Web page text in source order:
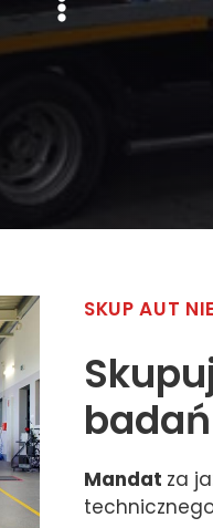
SKUP AUT
Mandat za